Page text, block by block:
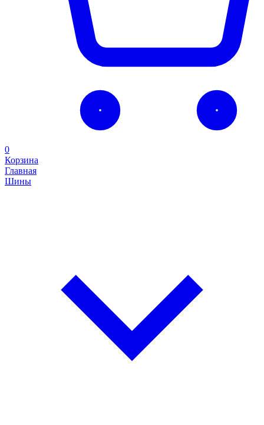
0
Корзина
Главная
Шины